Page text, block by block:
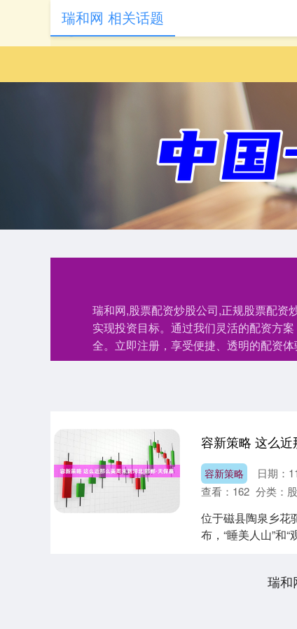
瑞和网,股票配资炒股公司,正规股票配资
实现投资目标。通过我们灵活的配资方
全。立即注册，享受便捷、透明的配资体
瑞和网 相关话题
容新策略 这么近
容新策略 日期：
查看： 162 分类：
位于磁县陶泉乡花
布，“睡美人山”和
瑞和